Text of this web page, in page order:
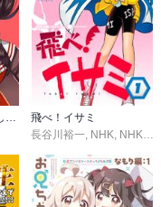
お従兄さんの引っ越しの片づけが進まない
飛べ！イサミ
長谷川裕一, NHK, NHKエンタープライズ